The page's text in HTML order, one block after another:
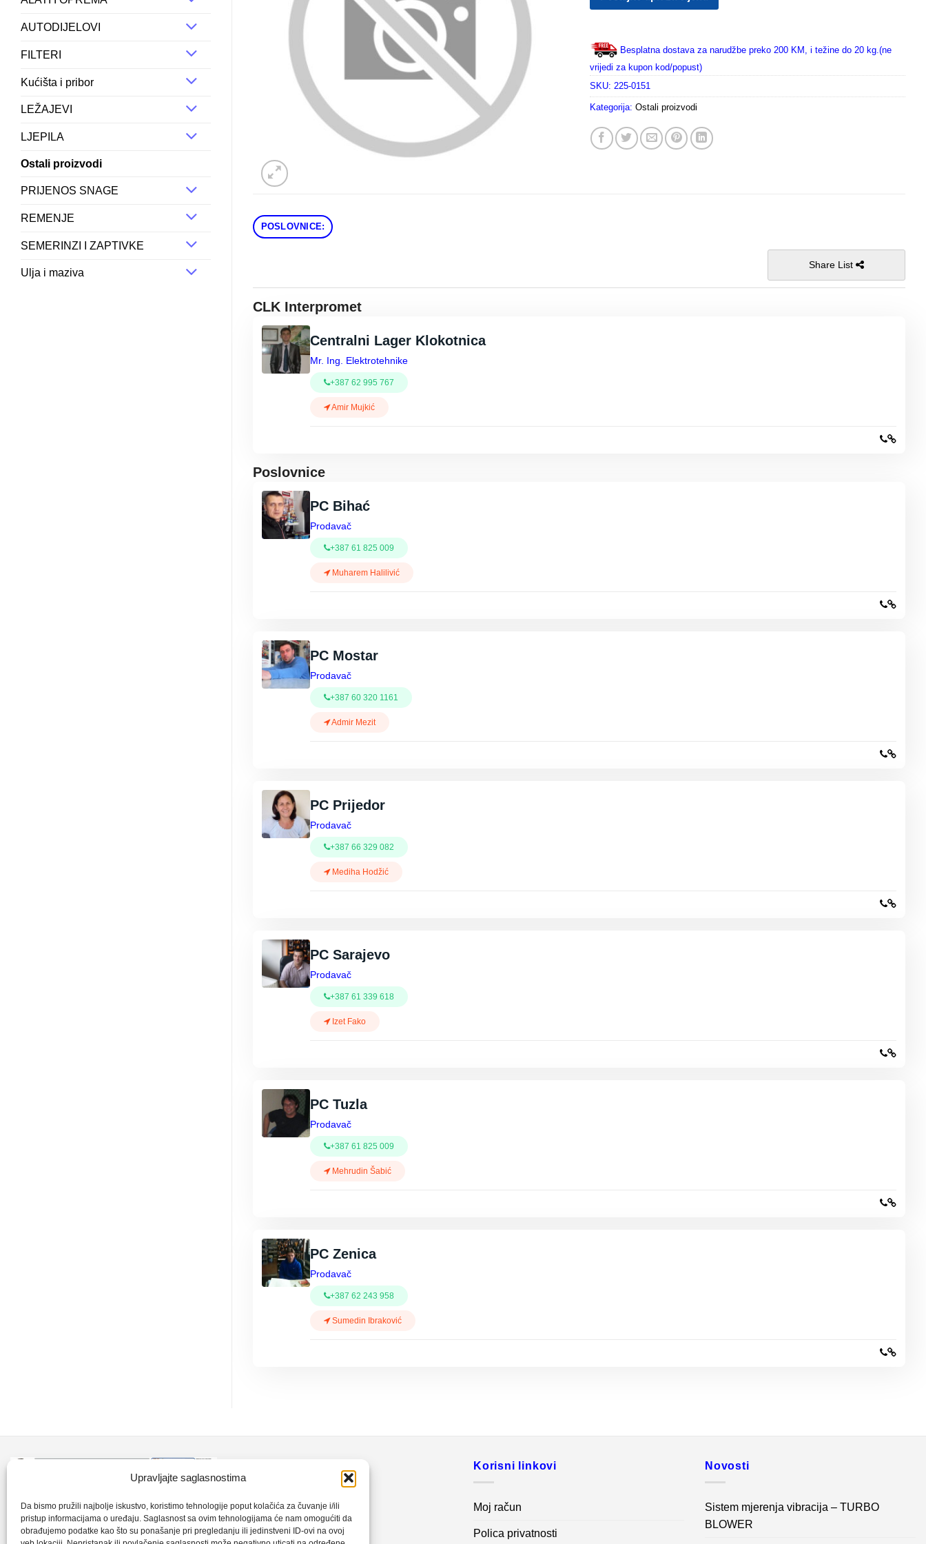
Upravljajte saglasnostima
Da bismo pružili najbolje iskustvo, koristimo tehnologije poput kolačića za čuvanje i/ili
pristup informacijama o uređaju. Saglasnost sa ovim tehnologijama će nam omogućiti da
obrađujemo podatke kao što su ponašanje pri pregledanju ili jedinstveni ID-ovi na ovoj
AUTODIJELOVI
FILTERI
Kućišta i pribor
LEŽAJEVI
LJEPILA
Ostali proizvodi
PRIJENOS SNAGE
REMENJE
SEMERINZI I ZAPTIVKE
Ulja i maziva
Besplatna dostava za narudžbe preko 200 KM, i težine do 20 kg.(ne
vrijedi za kupon kod/popust)
SKU: 225-0151
Kategorija: Ostali proizvodi
POSLOVNICE:
Share List
CLK Interpromet
Centralni Lager Klokotnica
Mr. Ing. Elektrotehnike
+387 62 995 767
Amir Mujkić
Poslovnice
PC Bihać
Prodavač
+387 61 825 009
Muharem Halilivić
PC Mostar
Prodavač
+387 60 320 1161
Admir Mezit
PC Prijedor
Prodavač
+387 66 329 082
Mediha Hodžić
PC Sarajevo
Prodavač
+387 61 339 618
Izet Fako
PC Tuzla
Prodavač
+387 61 825 009
Mehrudin Šabić
PC Zenica
Prodavač
+387 62 243 958
Sumedin Ibraković
CLK-Interpromet d.o.o. posluje u sastavu
grupe SKF distributera od 1996. godine,
gdje s ponosom mozemo reci da smo
+387 35 720 560
clkm@bih.net.ba
Korisni linkovi
Moj račun
Polica privatnosti
Novosti
Sistem mjerenja vibracija – TURBO
BLOWER